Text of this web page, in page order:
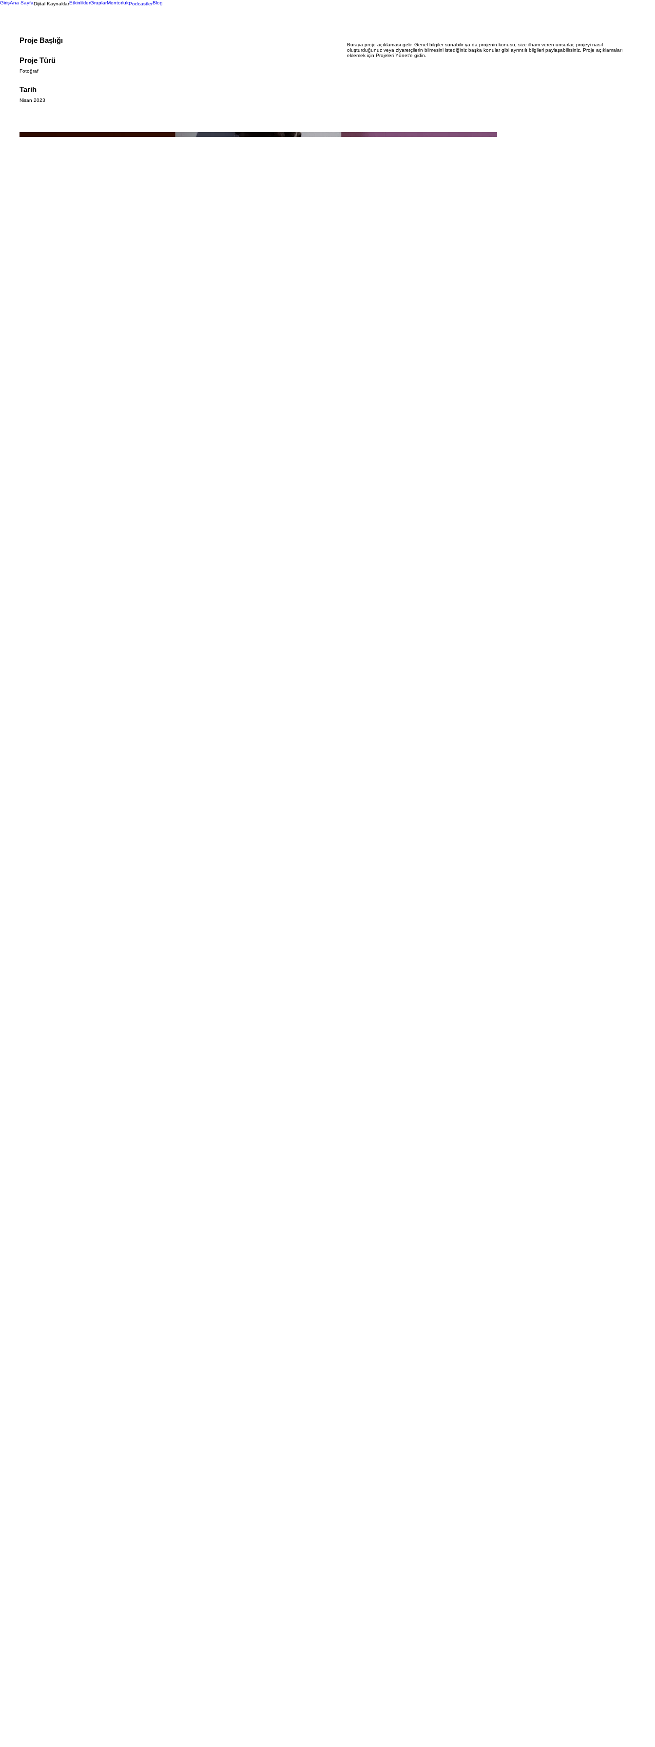
GirişAna SayfaDijital KaynaklarEtkinliklerGruplarMentorlukPodcastlerBlog
Proje Başlığı
Proje Türü
Fotoğraf
Tarih
Nisan 2023
Buraya proje açıklaması gelir. Genel bilgiler sunabilir ya da projenin konusu, size ilham veren unsurlar, projeyi nasıl
oluşturduğunuz veya ziyaretçilerin bilmesini istediğiniz başka konular gibi ayrıntılı bilgileri paylaşabilirsiniz. Proje açıklamaları
eklemek için Projeleri Yönet'e gidin.